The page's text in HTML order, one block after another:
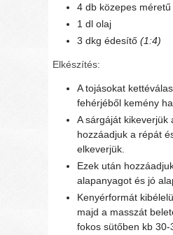
4 db közepes
1 dl olaj
3 dkg édesítő(1:4)
Elkészítés:
A tojásokat
fehérjéből kemény
A sárgáját kikeverjük
hozzáadjuk a répát
elkeverjük.
Ezek után
alapanyagot és jó
Kenyérformát
majd a masszát
fokos sütőben kb